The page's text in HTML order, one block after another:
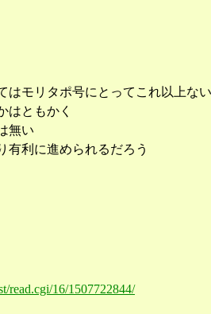
はモリタポ号にとってこれ以上な
はともかく
無い
有利に進められるだろう
read.cgi/16/1507722844/